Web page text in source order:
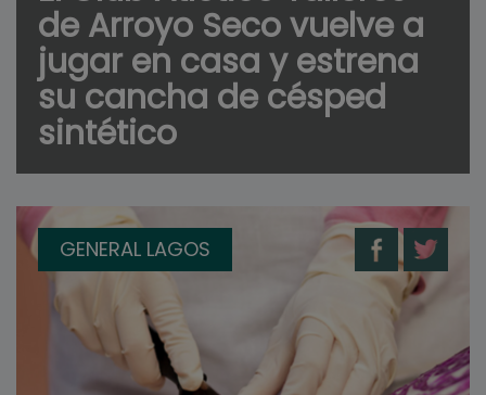
de Arroyo Seco vuelve a
jugar en casa y estrena
su cancha de césped
sintético
GENERAL LAGOS